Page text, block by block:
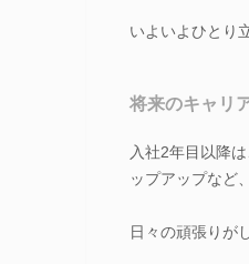
いよいよひとり
将来のキャリ
入社2年目以降
ップアップなど
日々の頑張りが